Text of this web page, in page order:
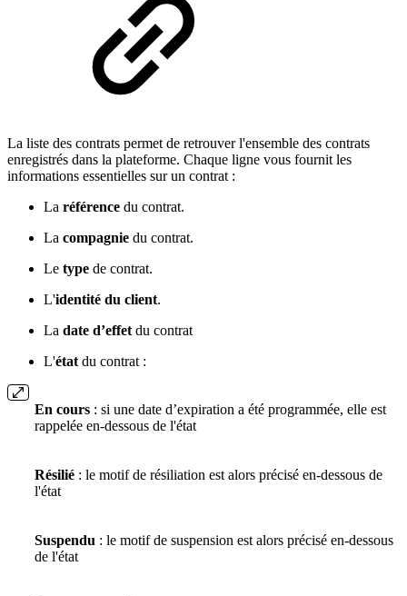
La liste des contrats permet de retrouver l'ensemble des contrats
enregistrés dans la plateforme. Chaque ligne vous fournit les
informations essentielles sur un contrat :
La référence du contrat.
La compagnie du contrat.
Le type de contrat.
L'identité du client.
La date d’effet du contrat
L'état du contrat :
En cours : si une date d’expiration a été programmée, elle est
rappelée en-dessous de l'état
Résilié : le motif de résiliation est alors précisé en-dessous de
l'état
Suspendu : le motif de suspension est alors précisé en-dessous
de l'état